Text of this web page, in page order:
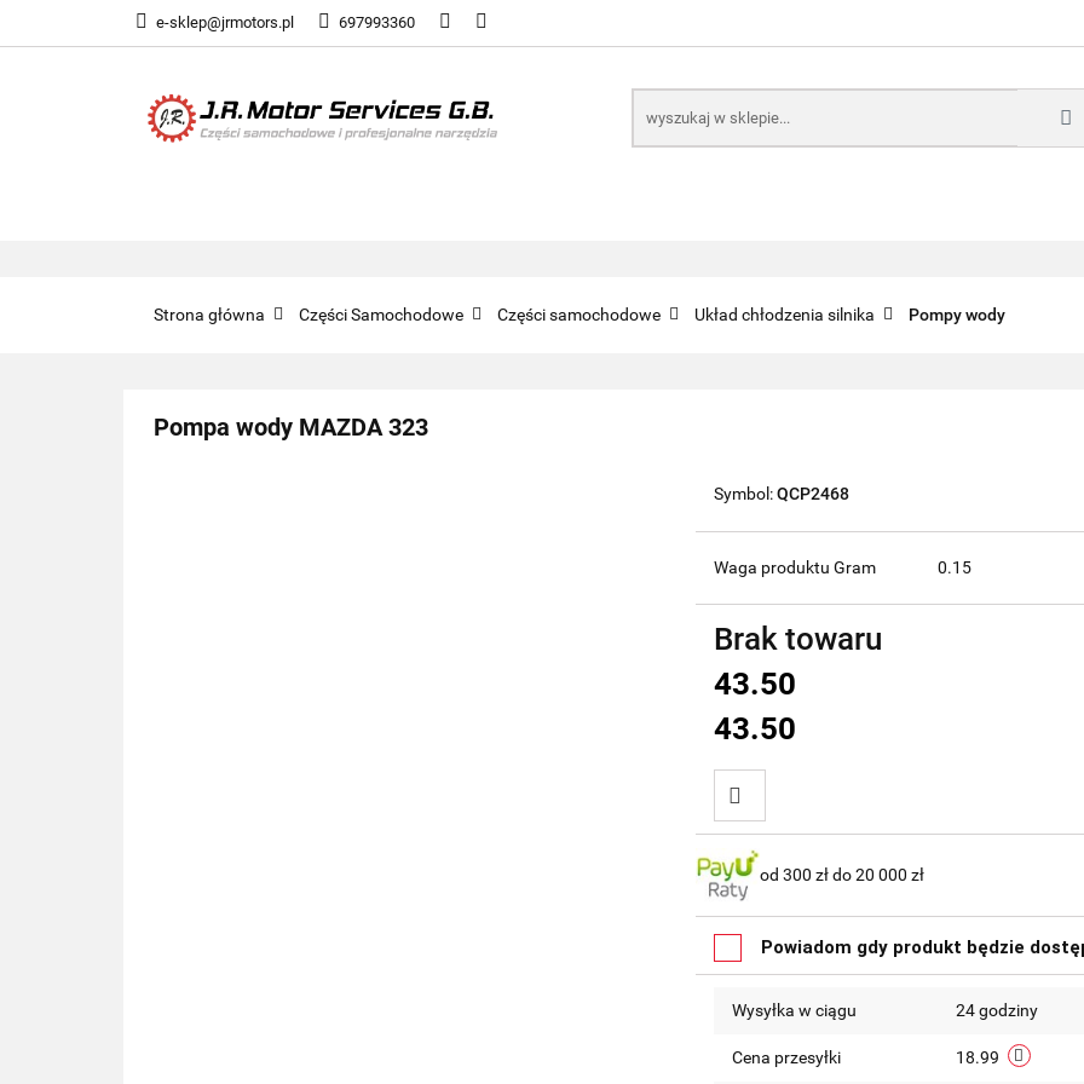
e-sklep@jrmotors.pl 697993360
UKŁADY PALIWOWE
KOMPONENTY ELEKTRONICZNE B2B
Strona główna Części Samochodowe Części samochodowe Układ chłodzenia silnika Pompy wody
Pompa wody MAZDA 323
Symbol:QCP2468
Waga produktu Gram 0.15
Brak towaru
43.50
43.50
Do
przechowalni
od 300 zł do 20 000 zł
Powiadom gdy produkt będzie
Wysyłka w ciągu 24 godziny
Cena przesyłki 18.99